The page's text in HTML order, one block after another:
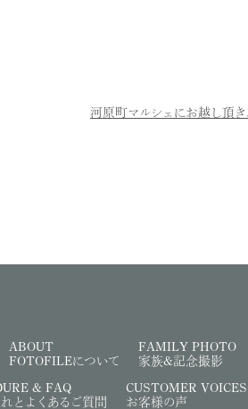
河原町マルシェにお越し頂き
ABOUT
FOTOFILEについて
FAMILY PHOTO
家族&記念撮影
& FAQ
とよくあるご質問
CUSTOMER VOICES
お客様の声